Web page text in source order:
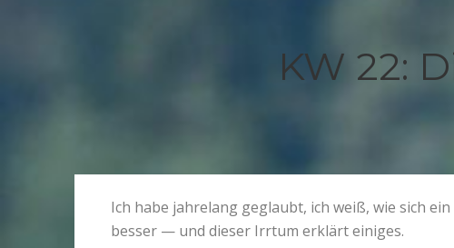
KW 22:
Ich habe jahrelang geglaubt, ich weiß, wie sich
besser — und dieser Irrtum erklärt einiges.